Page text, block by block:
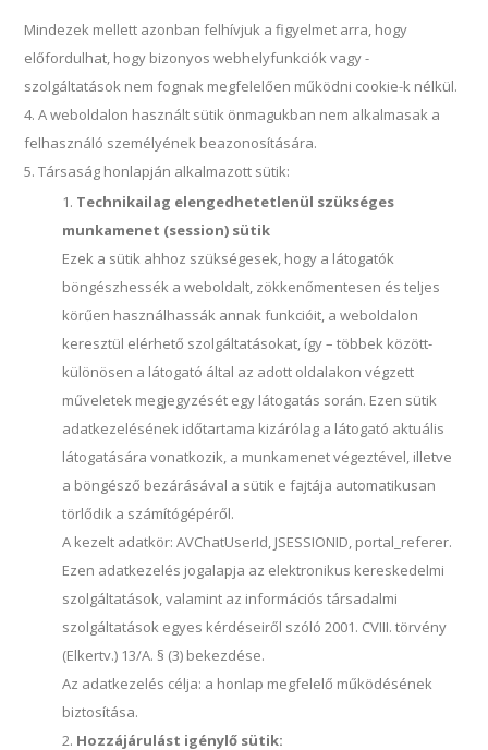
Mindezek mellett azonban felhívjuk a figyelmet arra, hogy
előfordulhat, hogy bizonyos webhelyfunkciók vagy -
szolgáltatások nem fognak megfelelően működni cookie-k nélkül.
A weboldalon használt sütik önmagukban nem alkalmasak a
felhasználó személyének beazonosítására.
Társaság honlapján alkalmazott sütik:
Technikailag elengedhetetlenül szükséges
munkamenet (session) sütik
Ezek a sütik ahhoz szükségesek, hogy a látogatók
böngészhessék a weboldalt, zökkenőmentesen és teljes
körűen használhassák annak funkcióit, a weboldalon
keresztül elérhető szolgáltatásokat, így – többek között-
különösen a látogató által az adott oldalakon végzett
műveletek megjegyzését egy látogatás során. Ezen sütik
adatkezelésének időtartama kizárólag a látogató aktuális
látogatására vonatkozik, a munkamenet végeztével, illetve
a böngésző bezárásával a sütik e fajtája automatikusan
törlődik a számítógépéről.
A kezelt adatkör: AVChatUserId, JSESSIONID, portal_referer.
Ezen adatkezelés jogalapja az elektronikus kereskedelmi
szolgáltatások, valamint az információs társadalmi
szolgáltatások egyes kérdéseiről szóló 2001. CVIII. törvény
(Elkertv.) 13/A. § (3) bekezdése.
Az adatkezelés célja: a honlap megfelelő működésének
biztosítása.
Hozzájárulást igénylő sütik: